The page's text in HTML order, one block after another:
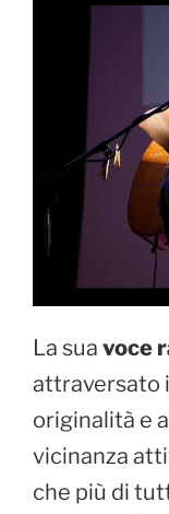
La sua voce
attraversato
originalità e
vicinanza
che più di